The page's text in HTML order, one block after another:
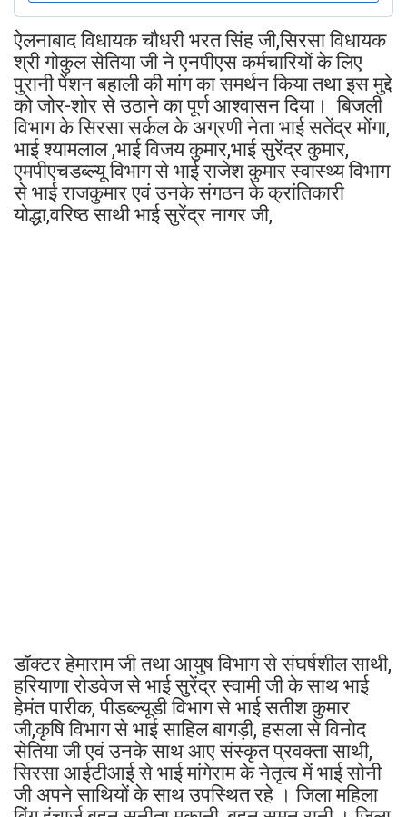
ऐलनाबाद विधायक चौधरी भरत सिंह जी,सिरसा विधायक
श्री गोकुल सेतिया जी ने एनपीएस कर्मचारियों के लिए
पुरानी पेंशन बहाली की मांग का समर्थन किया तथा इस मुद्दे
को जोर-शोर से उठाने का पूर्ण आश्वासन दिया। बिजली
विभाग के सिरसा सर्कल के अग्रणी नेता भाई सतेंद्र मोंगा,
भाई श्यामलाल ,भाई विजय कुमार,भाई सुरेंद्र कुमार,
एमपीएचडब्ल्यू विभाग से भाई राजेश कुमार स्वास्थ्य विभाग
से भाई राजकुमार एवं उनके संगठन के क्रांतिकारी
योद्धा,वरिष्ठ साथी भाई सुरेंद्र नागर जी,
डॉक्टर हेमाराम जी तथा आयुष विभाग से संघर्षशील साथी,
हरियाणा रोडवेज से भाई सुरेंद्र स्वामी जी के साथ भाई
हेमंत पारीक, पीडब्ल्यूडी विभाग से भाई सतीश कुमार
जी,कृषि विभाग से भाई साहिल बागड़ी, हसला से विनोद
सेतिया जी एवं उनके साथ आए संस्कृत प्रवक्ता साथी,
सिरसा आईटीआई से भाई मांगेराम के नेतृत्व में भाई सोनी
जी अपने साथियों के साथ उपस्थित रहे । जिला महिला